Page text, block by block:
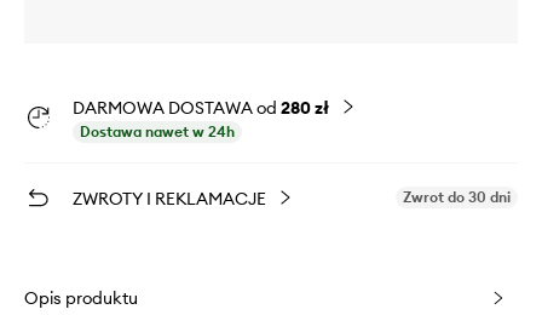
DARMOWA DOSTAWA od 280 zł
Dostawa nawet w 24h
ZWROTY I REKLAMACJE Zwrot do 30 dni
Opis produktu